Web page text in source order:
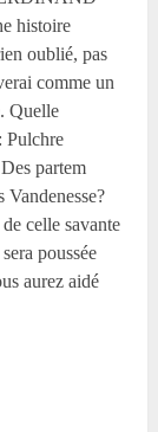
histoire
oublié, pas
comme un
Quelle
Pulchre
partem
Vandenesse?
celle savante
poussée
aurez aidé